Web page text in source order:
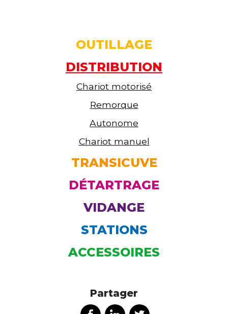
OUTILLAGE
DISTRIBUTION
Chariot motorisé
Remorque
Autonome
Chariot manuel
TRANSICUVE
DÉTARTRAGE
VIDANGE
STATIONS
ACCESSOIRES
Partager